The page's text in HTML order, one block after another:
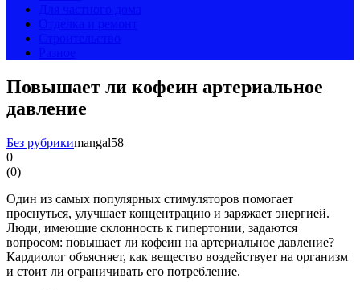
Повышает ли кофеин артериальное
давление
Без рубрикиmangal58
0
(0)
Один из самых популярных стимуляторов помогает
проснуться, улучшает концентрацию и заряжает энергией.
Люди, имеющие склонность к гипертонии, задаются
вопросом: повышает ли кофеин на артериальное давление?
Кардиолог объясняет, как вещество воздействует на организм
и стоит ли ограничивать его потребление.